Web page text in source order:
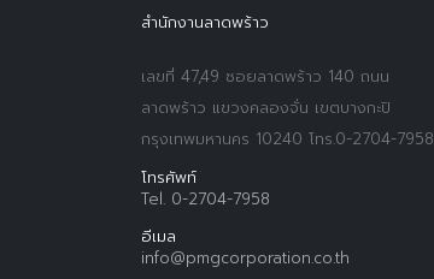
สำนักงานลาดพร้าว
เลขที่ 47,49 ซอยลาดพร้าว 140 ถนน
ลาดพร้าว แขวงคลองจั่น เขตบางกะปิ
กรุงเทพมหานคร 10240 โทร.0-2704-7958
โทรศัพท์
Tel. 0-2704-7958
อีเมล
info@pmgcorporation.co.th